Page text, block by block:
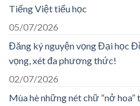
Tiếng Việt tiểu học
05/07/2026
Đăng ký nguyện vọng Đại học
vọng, xét đa phương thức!
02/07/2026
Mùa hè những nét chữ “nở